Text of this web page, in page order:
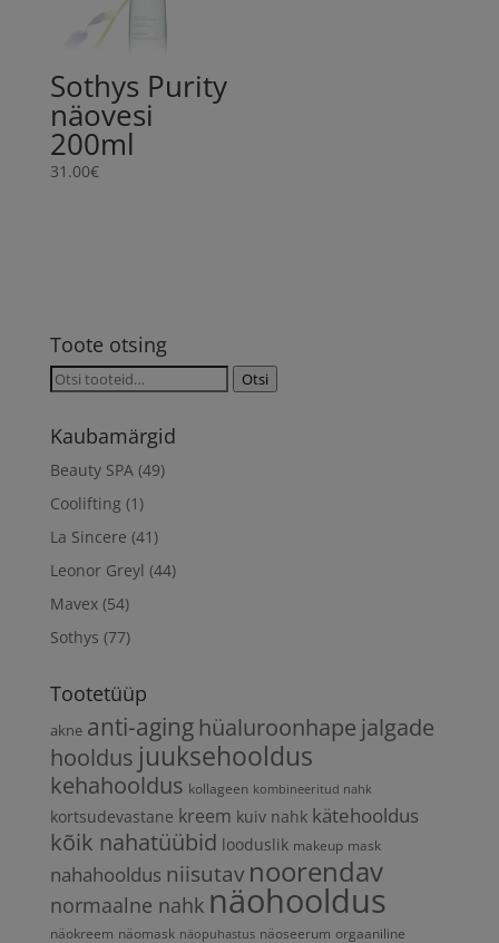
Sothys Purity
näovesi
200ml
31.00€
Toote otsing
Otsi: Otsi
Kaubamärgid
Beauty SPA (49)
Coolifting (1)
La Sincere (41)
Leonor Greyl (44)
Mavex (54)
Sothys (77)
Tootetüüp
akne anti-aging hüaluroonhape jalgade
hooldus juuksehooldus
kehahooldus kollageen kombineeritud nahk
kortsudevastane kreem kuiv nahk kätehooldus
kõik nahatüübid looduslik makeup mask
nahahooldus niisutav noorendav
normaalne nahk näohooldus
näokreem näomask näopuhastus näoseerum orgaaniline